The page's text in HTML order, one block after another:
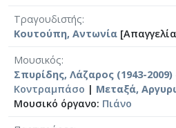
Τραγουδιστής
Κουτούπη, Αντωνία
Μουσικός
Σπυρίδης, Λάζαρος (1943-2009)
Κοντραμπάσο | Μεταξά,
Μουσικό όργανο: Πιάνο